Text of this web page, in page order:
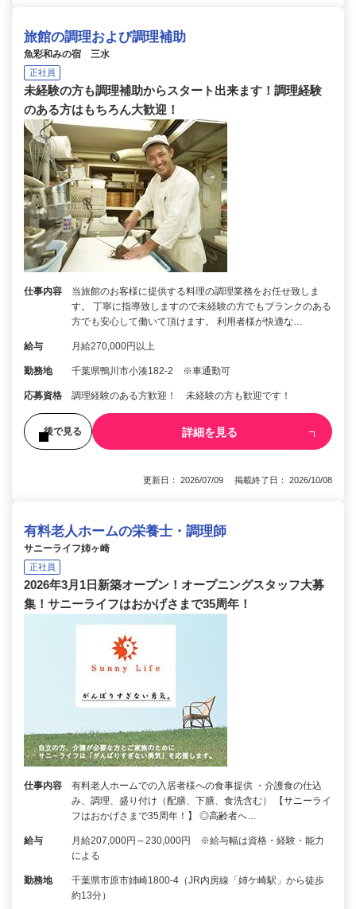
旅館の調理および調理補助
魚彩和みの宿 三水
正社員
未経験の方も調理補助からスタート出来ます！調理経験
のある方はもちろん大歓迎！
仕事内容
当旅館のお客様に提供する料理の調理業務をお任せ致しま
す。 丁寧に指導致しますので未経験の方でもブランクのある
方でも安心して働いて頂けます。 利用者様が快適な…
給与 月給270,000円以上
勤務地 千葉県鴨川市小湊182-2 ※車通勤可
応募資格 調理経験のある方歓迎！ 未経験の方も歓迎です！
後で見る 詳細を見る
更新日： 2026/07/09 掲載終了日： 2026/10/08
有料老人ホームの栄養士・調理師
サニーライフ姉ヶ崎
正社員
2026年3月1日新築オープン！オープニングスタッフ大募
集！サニーライフはおかげさまで35周年！
仕事内容
有料老人ホームでの入居者様への食事提供 ・介護食の仕込
み、調理、盛り付け（配膳、下膳、食洗含む） 【サニーライ
フはおかげさまで35周年！】 ◎高齢者へ…
給与
月給207,000円～230,000円 ※給与幅は資格・経験・能力
による
勤務地
千葉県市原市姉崎1800-4（JR内房線「姉ケ崎駅」から徒歩
約13分）